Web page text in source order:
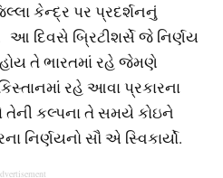
કેન્દ્ર પર પ્રદર્શનનું
દિવસે બ્રિટીશર્સે જે નિર્ણય
તે ભારતમાં રહે જેમણે
રહે આવા પ્રકારના
કલ્પના તે સમયે કોઇને
નિર્ણયનો સૌ એ સ્વિકાર્યો.